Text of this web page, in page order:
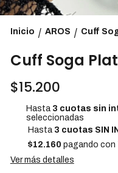
Inicio / AROS / Cuff
Cuff Soga
$15.200
Hasta 3 cuotas sin
seleccionadas
Hasta 3 cuotas SIN
$12.160 pagando con
Ver más detalles